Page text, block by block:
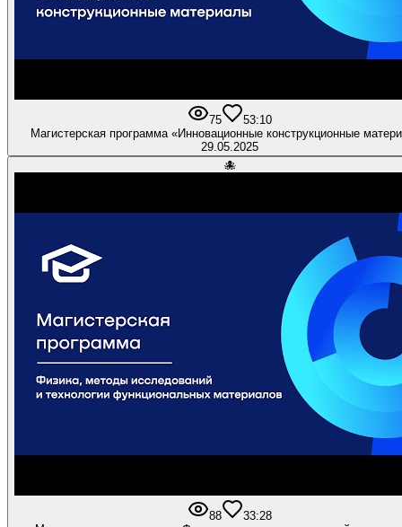
75 53:10
Магистерская программа «Инновационные конструкционные
29.05.2025
🐙
88 33:28